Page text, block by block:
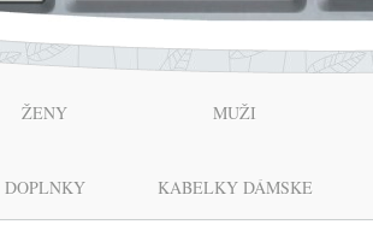
ŽENY MUŽI
DOPLNKY KABELKY DÁMSKE